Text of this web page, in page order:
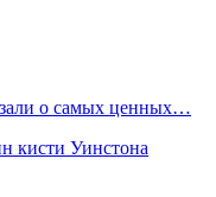
о самых ценных…
кисти Уинстона